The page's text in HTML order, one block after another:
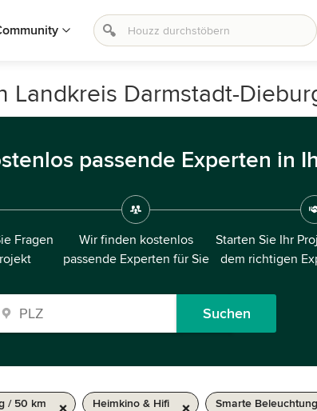
Landkreis Darmstadt-
passende Experten in
Fragen
Wir finden kostenlos
passende Experten für Sie
Starten Sie Ihr
dem richtigen
Suchen
/ 50 km Heimkino & Hifi Smarte Beleuchtung